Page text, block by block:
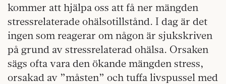
kommer att hjälpa oss att få ner mängden
stressrelaterade ohälsotillstånd. I dag är det
ingen som reagerar om någon är sjukskriven
på grund av stressrelaterad ohälsa. Orsaken
sägs ofta vara den ökande mängden stress,
orsakad av ”måsten” och tuffa livspussel med